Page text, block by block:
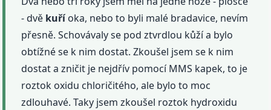
- dvě kuříoka, nebo to byli malé bradavice, nevím
přesně. Schovávaly se pod ztvrdlou kůží a bylo
obtížné se k nim dostat. Zkoušel jsem se k nim
dostat a zničit je nejdřív pomocí MMS kapek, to je
roztok oxidu chloričitého, ale bylo to moc
zdlouhavé. Taky jsem zkoušel roztok hydroxidu